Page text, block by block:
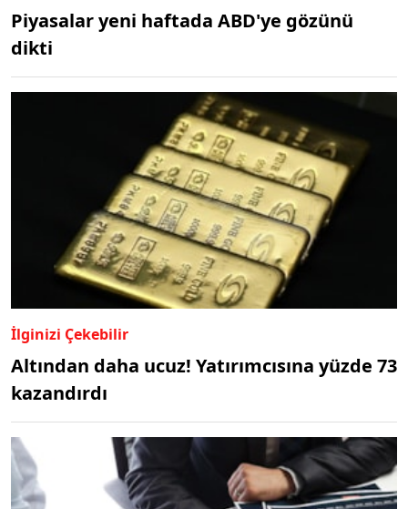
Piyasalar yeni haftada ABD'ye gözünü
dikti
İlginizi Çekebilir
Altından daha ucuz! Yatırımcısına yüzde 73
kazandırdı